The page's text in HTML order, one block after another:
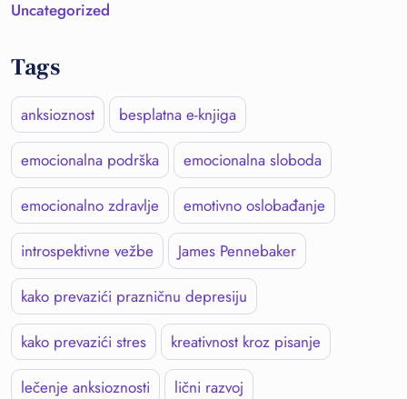
Uncategorized
Tags
anksioznost besplatna e-knjiga
emocionalna podrška emocionalna sloboda
emocionalno zdravlje emotivno oslobađanje
introspektivne vežbe James Pennebaker
kako prevazići prazničnu depresiju
kako prevazići stres kreativnost kroz pisanje
lečenje anksioznosti lični razvoj